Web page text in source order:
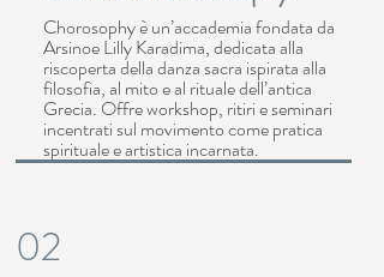
Chorosophy è un’accademia fondata da
Arsinoe Lilly Karadima, dedicata alla
riscoperta della danza sacra ispirata alla
filosofia, al mito e al rituale dell’antica
Grecia. Offre workshop, ritiri e seminari
incentrati sul movimento come pratica
spirituale e artistica incarnata.
02